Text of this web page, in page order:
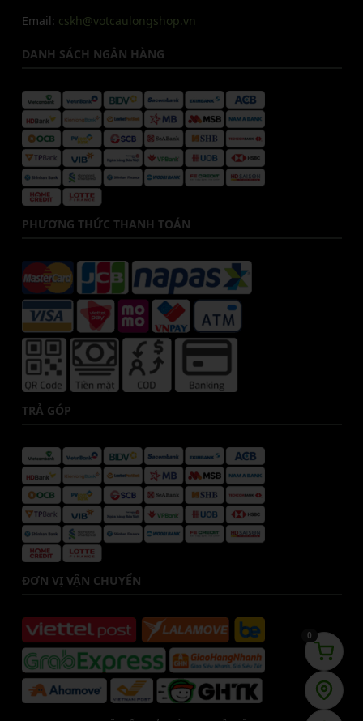
Email: cskh@votcaulongshop.vn
DANH SÁCH NGÂN HÀNG
PHƯƠNG THỨC THANH TOÁN
TRẢ GÓP
ĐƠN VỊ VẬN CHUYỂN
0